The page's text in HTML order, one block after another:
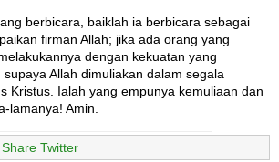
berbicara, baiklah ia berbicara sebagai
firman Allah; jika ada orang yang
dengan kekuatan yang
Allah dimuliakan dalam segala
Kristus. Ialah yang empunya kemuliaan dan
lamanya! Amin.
Share Twitter